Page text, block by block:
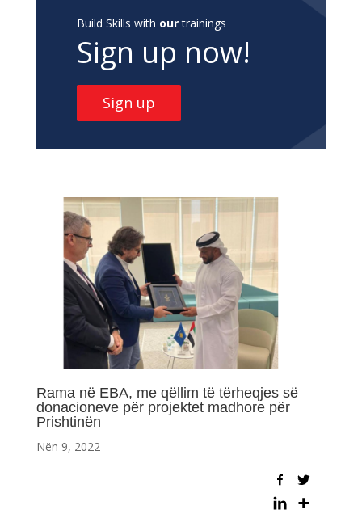
Build Skills with ourtrainings
Sign up now!
Sign up
Rama në EBA, me qëllim të tërheqjes së
donacioneve për projektet madhore për
Prishtinën
Nën 9, 2022